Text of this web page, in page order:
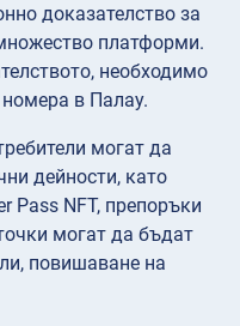
доказателство за
платформи.
необходимо
в Палау.
могат да
дейности, като
Pass NFT, препоръки
могат да бъдат
повишаване на